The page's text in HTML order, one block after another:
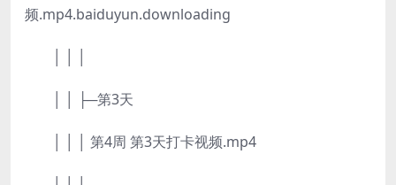
频.mp4.baiduyun.downloading
│ │ ├─第3天
│ │ │ 第4周 第3天打卡视频.mp4